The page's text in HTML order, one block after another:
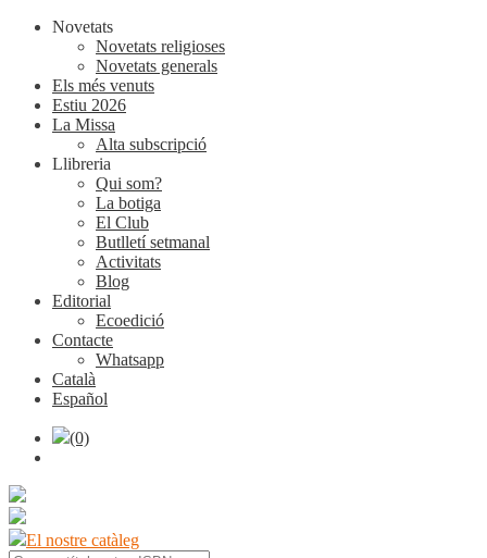
Novetats
Novetats religioses
Novetats generals
Els més venuts
Estiu 2026
La Missa
Alta subscripció
Llibreria
Qui som?
La botiga
El Club
Butlletí setmanal
Activitats
Blog
Editorial
Ecoedició
Contacte
Whatsapp
Català
Español
(0)
El nostre catàleg